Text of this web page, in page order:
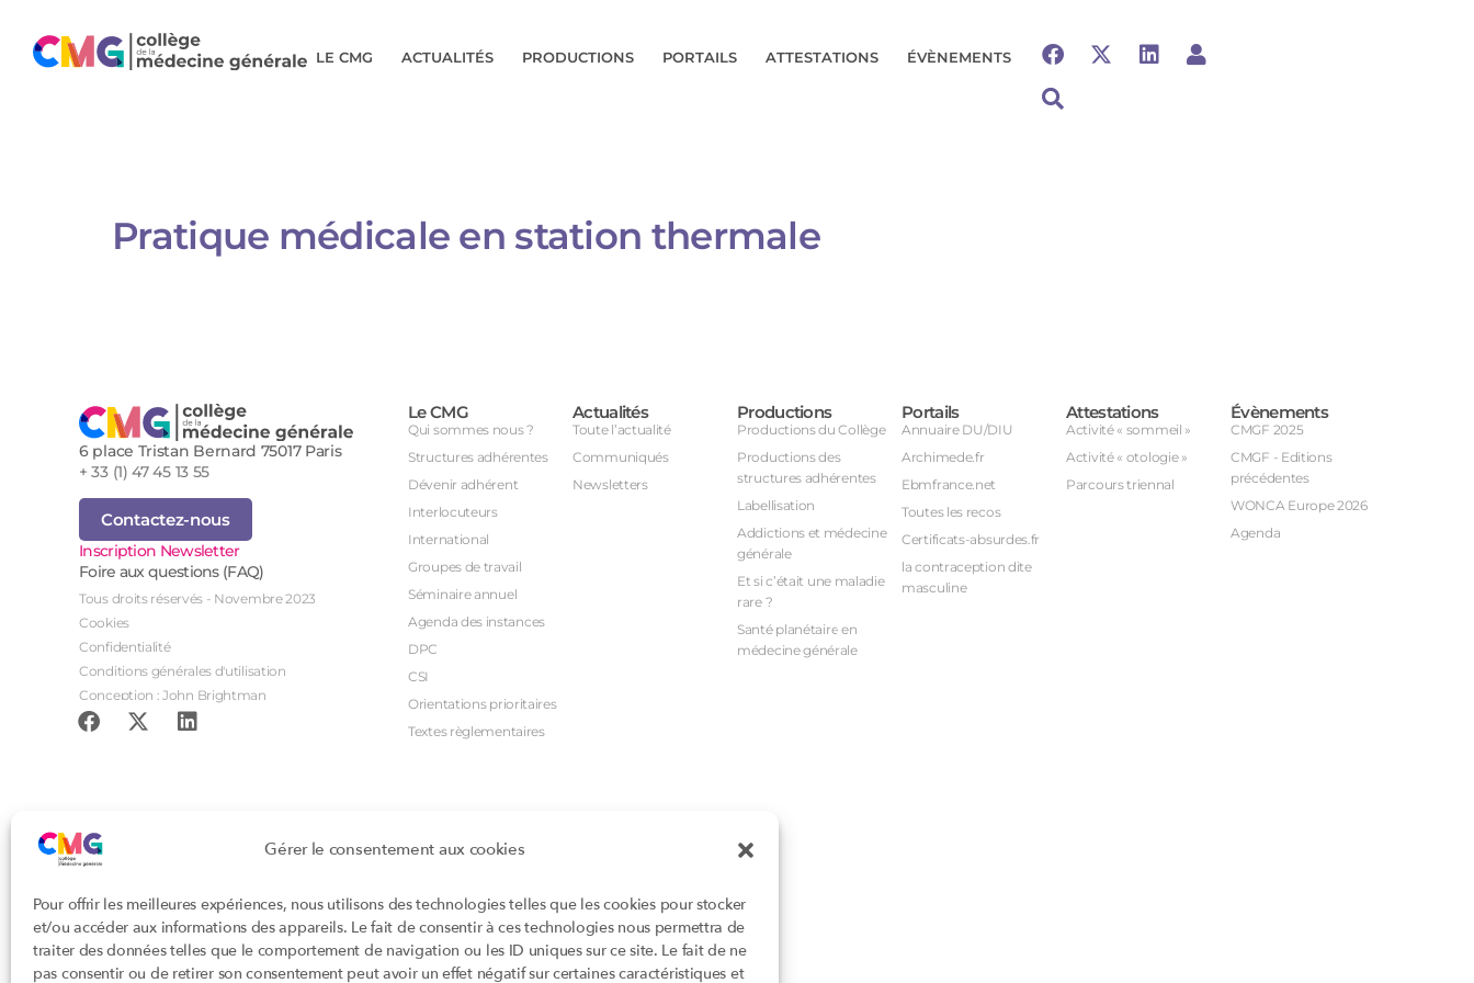
Gérer le consentement aux cookies
Pour offrir les meilleures expériences, nous utilisons des technologies telles que les cookies pour stocker
et/ou accéder aux informations des appareils. Le fait de consentir à ces technologies nous permettra de
traiter des données telles que le comportement de navigation ou les ID uniques sur ce site. Le fait de ne
pas consentir ou de retirer son consentement peut avoir un effet négatif sur certaines caractéristiques et
LE CMG ACTUALITÉS PRODUCTIONS PORTAILS ATTESTATIONS ÉVÈNEMENTS
Pratique médicale en station thermale​​
6 place Tristan Bernard 75017 Paris
+ 33 (1) 47 45 13 55
Contactez-nous
Inscription Newsletter
Foire aux questions (FAQ)
Tous droits réservés - Novembre 2023
Cookies
Confidentialité
Conditions générales d'utilisation
Conception : John Brightman
Le CMG
Qui sommes nous ?
Structures adhérentes
Dévenir adhérent
Interlocuteurs
International
Groupes de travail
Séminaire annuel
Agenda des instances
DPC
CSI
Orientations prioritaires
Textes règlementaires
Actualités
Toute l’actualité
Communiqués
Newsletters
Productions
Productions du Collège
Productions des
structures adhérentes
Labellisation
Addictions et médecine
générale
Et si c’était une maladie
rare ?
Santé planétaire en
médecine générale
Portails
Annuaire DU/DIU
Archimede.fr
Ebmfrance.net
Toutes les recos
Certificats-absurdes.fr
la contraception dite
masculine
Attestations
Activité « sommeil »
Activité « otologie »
Parcours triennal
Évènements
CMGF 2025
CMGF - Editions
précédentes
WONCA Europe 2026
Agenda